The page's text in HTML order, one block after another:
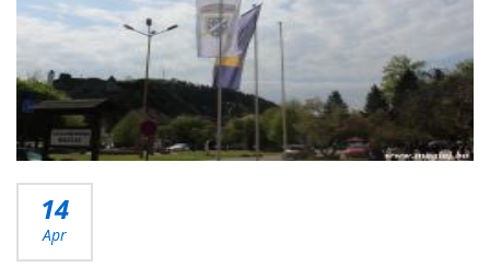
14
Apr